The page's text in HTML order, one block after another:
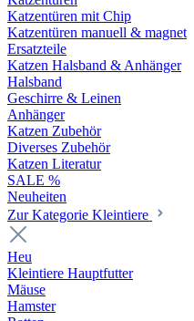
Katzentüren mit Chip
Katzentüren manuell & magnet
Ersatzteile
Katzen Halsband & Anhänger
Halsband
Geschirre & Leinen
Anhänger
Katzen Zubehör
Diverses Zubehör
Katzen Literatur
SALE %
Neuheiten
Zur Kategorie Kleintiere
Heu
Kleintiere Hauptfutter
Mäuse
Hamster